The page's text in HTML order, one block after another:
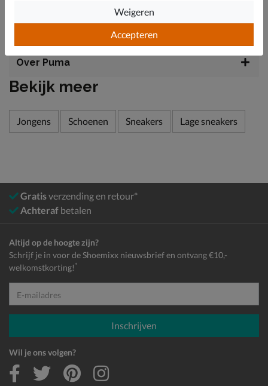
Over Puma
Bekijk meer
Jongens Schoenen Sneakers Lage sneakers
Gratisverzending en retour*
Achteraf betalen
Altijd op de hoogte zijn?
Schrijf je in voor de Shoemixx nieuwsbrief en ontvang €10,-
welkomstkorting! *
E-mailadres
Inschrijven
Wil je ons volgen?
Accepteren
Weigeren